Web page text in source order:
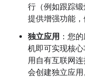
行（例如跟踪
提供增强功能，
独立应用 ：您
机即可实现核
用自有互联网
会创建独立应用